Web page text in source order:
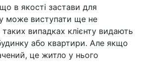
в якості застави для
може виступати ще не
випадках клієнту видають
або квартири. Але якщо
це житло у нього